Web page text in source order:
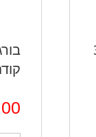
4
קודח